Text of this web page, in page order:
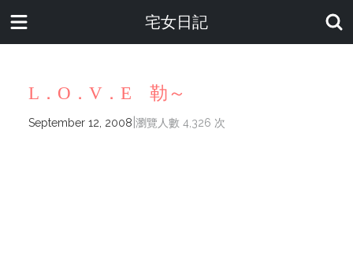
宅女日記
L．O．V．E 勒～
September 12, 2008 瀏覽人數 4,326 次